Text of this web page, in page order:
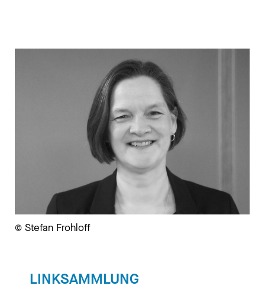
eigentlich so schwierig, über
Sexualität zu sprechen? Die
Journalistin und studierte
Sexualwissenschaftlerin
Christiane Kolb hat sich genau
das gefragt, wenig brauchbare
Ratgeber gefunden und deshalb
einfach selbst ein Buch
geschrieben für Eltern.
„Aufklärung von Anfang an: Mit
Kindern über Körper, Gefühle und
ihr.
© Stefan Frohloff
LINKSAMMLUNG